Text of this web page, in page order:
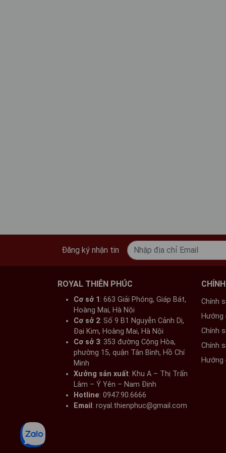
những điều tốt lành.
Vị trí đặt ngai thờ vô cùng quan trọng và có
trong sản phẩm sẽ được đặt bài vị mang
đình.
Gia chủ đặt ở phía trong cùng tại ban thờ,
những bậc tổ tiên và cấp bậc cao nhất.
và chứng giám, phù hộ độ trì cho con cháu
hưng thịnh.
Ngoài ra, gia chủ cần đặc biệt lưu ý một vài ý
Gia chủ tránh đặt ngai thờ úp vào phía
Gia chủ không nên đặt ngai thờ ngang với
Đăng ký nhận tin
ROYAL THIÊN PHÚC
Cơ sở 1 : 663 Giải Phóng, Giáp Bát,
Hoàng Mai, Hà Nội​
Cơ sở 2: Số 9 B1 Nguyễn Cảnh Dị,
Đại Kim, Hoàng Mai, Hà Nội​
Cơ sở 3: 353 đường Cộng Hòa,
phường 15, quận Tân Bình, Hồ Chí
Minh
Xưởng sản xuất: Khu A – Thị Trấn
Lâm – Ý Yên – Nam Định​
Hotline: 0947.90.6666
Email : royal.thienphuc@gmail.com
Chính
Hướng
Chính
Chính
Hướng